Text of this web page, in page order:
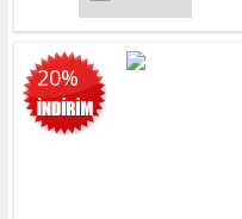
20%